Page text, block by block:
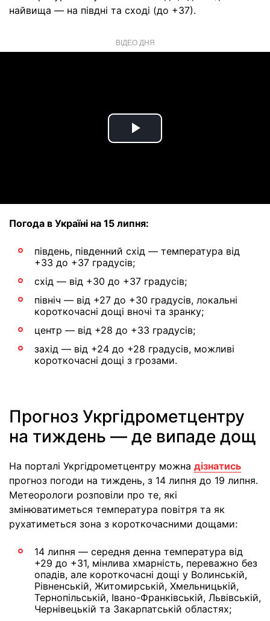
найвища — на півдні та сході (до +37).
ВІДЕО ДНЯ
Play
Погода в Україні на 15 липня:
південь, південний схід — температура від
+33 до +37 градусів;
схід — від +30 до +37 градусів;
північ — від +27 до +30 градусів, локальні
короткочасні дощі вночі та зранку;
центр — від +28 до +33 градусів;
захід — від +24 до +28 градусів, можливі
короткочасні дощі з грозами.
Прогноз Укргідрометцентру
на тиждень — де випаде дощ
На порталі Укргідрометцентру можна дізнатись
прогноз погоди на тиждень, з 14 липня до 19 липня.
Метеорологи розповіли про те, які
змінюватиметься температура повітря та як
рухатиметься зона з короткочасними дощами:
14 липня — середня денна температура від
+29 до +31, мінлива хмарність, переважно без
опадів, але короткочасні дощі у Волинській,
Рівненській, Житомирській, Хмельницькій,
Тернопільській, Івано-Франківській, Львівській,
Чернівецькій та Закарпатській областях;